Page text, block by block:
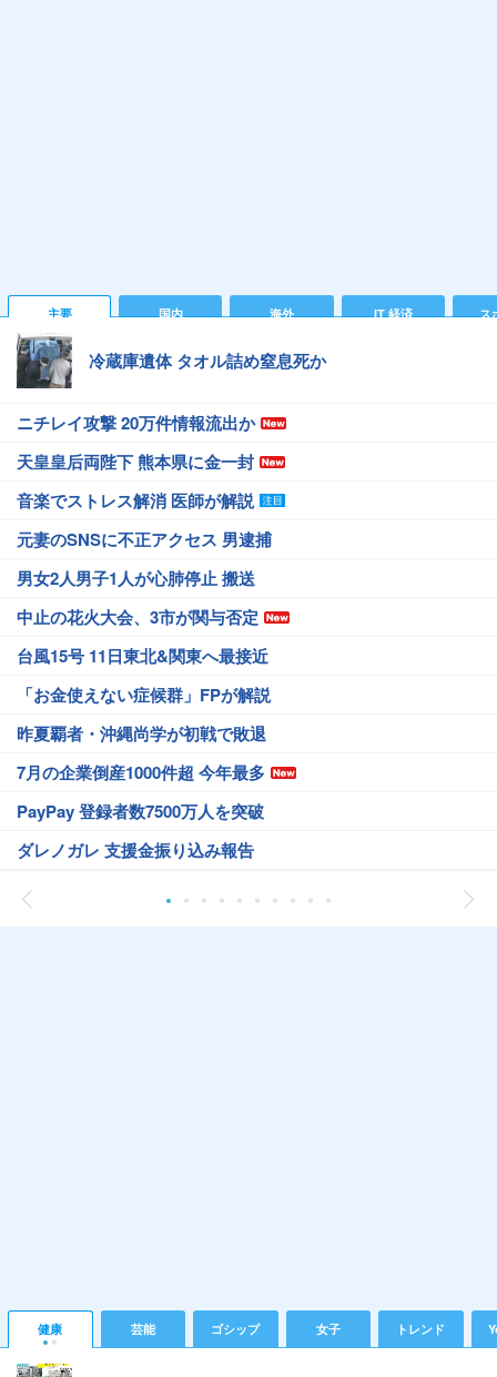
主要 国内 海外 IT 経済 ス
冷蔵庫遺体 タオル詰め窒息死か
ニチレイ攻撃 20万件情報流出か
天皇皇后両陛下 熊本県に金一封
音楽でストレス解消 医師が解説
元妻のSNSに不正アクセス 男逮捕
男女2人男子1人が心肺停止 搬送
中止の花火大会、3市が関与否定
台風15号 11日東北&関東へ最接近
「お金使えない症候群」FPが解説
昨夏覇者・沖縄尚学が初戦で敗退
7月の企業倒産1000件超 今年最多
PayPay 登録者数7500万人を突破
ダレノガレ 支援金振り込み報告
健康 芸能 ゴシップ 女子 トレンド